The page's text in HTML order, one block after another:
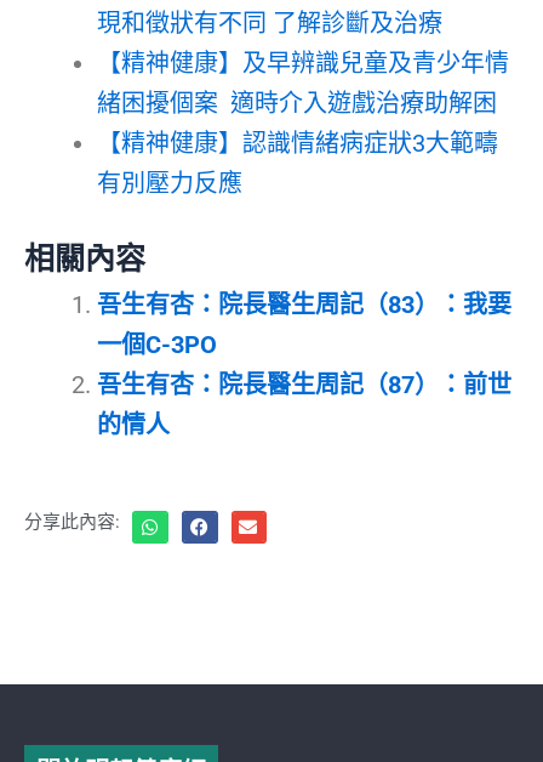
現和徵狀有不同 了解診斷及治療
【精神健康】及早辨識兒童及青少年情
緒困擾個案 適時介入遊戲治療助解困
【精神健康】認識情緒病症狀3大範疇
有別壓力反應
相關內容
吾生有杏：院長醫生周記（83）：我要
一個C-3PO
吾生有杏：院長醫生周記（87）：前世
的情人
分享此內容: